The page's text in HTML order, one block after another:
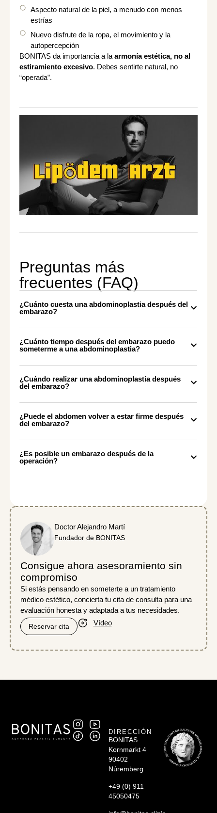
Aspecto natural de la piel, a menudo con menos
estrías
Nuevo disfrute de la ropa, el movimiento y la
autopercepción
BONITAS da importancia a la armonía estética, no al
estiramiento excesivo. Debes sentirte natural, no
“operada”.
Preguntas más
frecuentes (FAQ)
¿Cuánto cuesta una abdominoplastia después del
embarazo?
¿Cuánto tiempo después del embarazo puedo
someterme a una abdominoplastia?
¿Cuándo realizar una abdominoplastia después
del embarazo?
¿Puede el abdomen volver a estar firme después
del embarazo?
¿Es posible un embarazo después de la
operación?
Doctor Alejandro Martí
Fundador de BONITAS
Consigue ahora asesoramiento sin
compromiso
Si estás pensando en someterte a un tratamiento
médico estético, concierta tu cita de consulta para una
evaluación honesta y adaptada a tus necesidades.
Reservar cita Vídeo
DIRECCIÓN
BONITAS
Kornmarkt 4
90402
Núremberg
+49 (0) 911
45050475